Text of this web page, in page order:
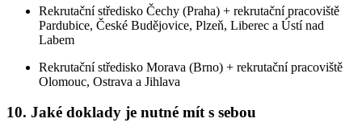
Rekrutační středisko Čechy (Praha) + rekrutační pracoviště
Pardubice, České Budějovice, Plzeň, Liberec a Ústí nad
Labem
Rekrutační středisko Morava (Brno) + rekrutační pracoviště
Olomouc, Ostrava a Jihlava
10. Jaké doklady je nutné mít s sebou